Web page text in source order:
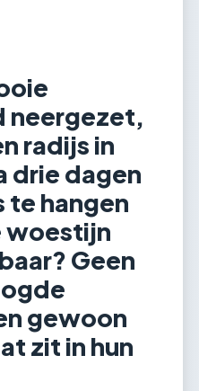
neergezet,
radijs in
drie dagen
te hangen
woestijn
Geen
gewoon
zit in hun